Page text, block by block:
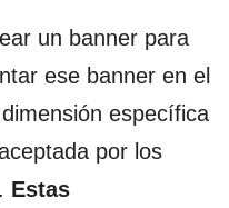
un banner para
ese banner en el
específica
por los
Estas